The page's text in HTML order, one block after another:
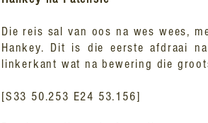
Die reis sal van oos na wes wees,
Hankey. Dit is die eerste afdraai
linkerkant wat na bewering die
[S33 50.253 E24 53.156]